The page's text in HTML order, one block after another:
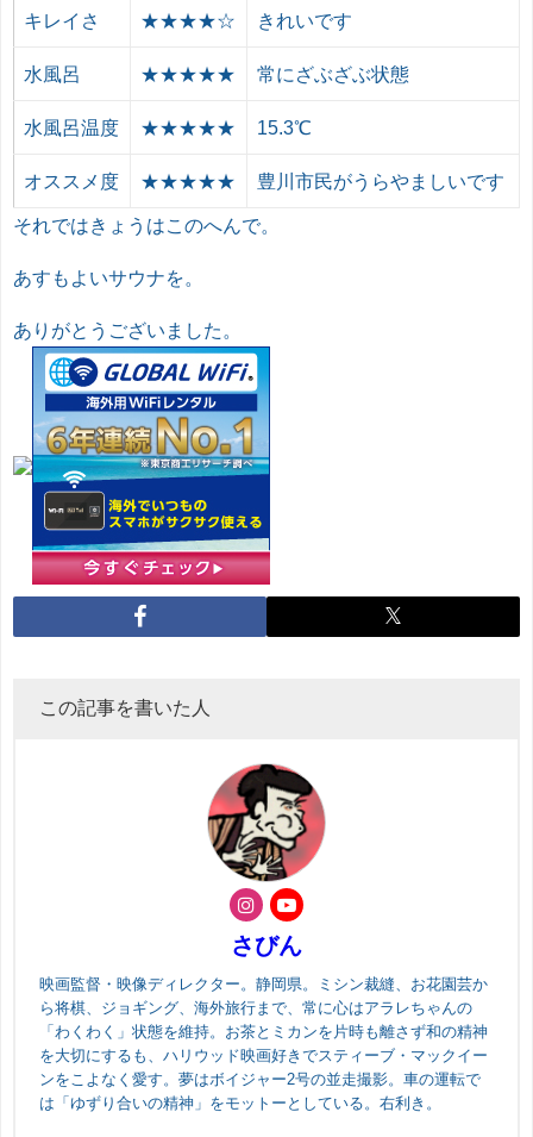
キレイさ ★★★★☆ きれいです
水風呂 ★★★★★ 常にざぶざぶ状態
水風呂温度 ★★★★★ 15.3℃
オススメ度 ★★★★★ 豊川市民がうらやましいです
それではきょうはこのへんで。
あすもよいサウナを。
ありがとうございました。
この記事を書いた人
さびん
映画監督・映像ディレクター。静岡県。ミシン裁縫、お花園芸か
ら将棋、ジョギング、海外旅行まで、常に心はアラレちゃんの
「わくわく」状態を維持。お茶とミカンを片時も離さず和の精神
を大切にするも、ハリウッド映画好きでスティーブ・マックイー
ンをこよなく愛す。夢はボイジャー2号の並走撮影。車の運転で
は「ゆずり合いの精神」をモットーとしている。右利き。